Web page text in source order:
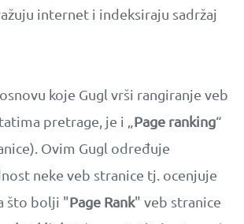
internet i indeksiraju sadržaj
koje Gugl vrši rangiranje veb
pretrage, je i „ Page ranking“
Ovim Gugl određuje
neke veb stranice tj. ocenjuje
što bolji "Page Rank" veb stranice